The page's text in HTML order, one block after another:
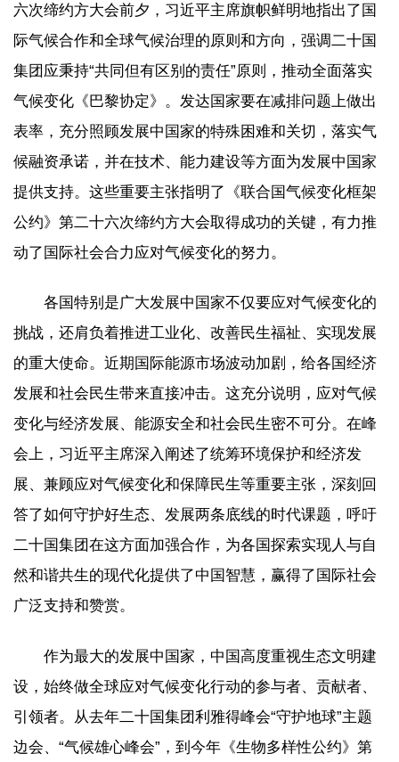
六次缔约方大会前夕，习近平主席旗帜鲜明地指出了国
际气候合作和全球气候治理的原则和方向，强调二十国
集团应秉持“共同但有区别的责任”原则，推动全面落实
气候变化《巴黎协定》。发达国家要在减排问题上做出
表率，充分照顾发展中国家的特殊困难和关切，落实气
候融资承诺，并在技术、能力建设等方面为发展中国家
提供支持。这些重要主张指明了《联合国气候变化框架
公约》第二十六次缔约方大会取得成功的关键，有力推
动了国际社会合力应对气候变化的努力。
各国特别是广大发展中国家不仅要应对气候变化的
挑战，还肩负着推进工业化、改善民生福祉、实现发展
的重大使命。近期国际能源市场波动加剧，给各国经济
发展和社会民生带来直接冲击。这充分说明，应对气候
变化与经济发展、能源安全和社会民生密不可分。在峰
会上，习近平主席深入阐述了统筹环境保护和经济发
展、兼顾应对气候变化和保障民生等重要主张，深刻回
答了如何守护好生态、发展两条底线的时代课题，呼吁
二十国集团在这方面加强合作，为各国探索实现人与自
然和谐共生的现代化提供了中国智慧，赢得了国际社会
广泛支持和赞赏。
作为最大的发展中国家，中国高度重视生态文明建
设，始终做全球应对气候变化行动的参与者、贡献者、
引领者。从去年二十国集团利雅得峰会“守护地球”主题
边会、“气候雄心峰会”，到今年《生物多样性公约》第